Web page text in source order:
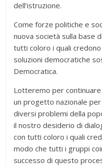
dell’istruzione.
Come forze politiche e
nuova società sulla base
tutti coloro i quali
soluzioni democratiche
Democratica.
Lotteremo per
un progetto nazionale
diversi problemi della
il nostro desiderio di
con tutti coloro i quali
modo che tutti i gruppi
successo di questo